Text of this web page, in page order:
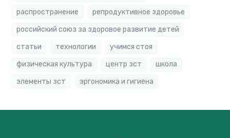
распространение
репродуктивное здоровье
российский союз за здоровое развитие детей
статьи
технологии
учимся стоя
физическая культура
центр зст
школа
элементы зст
эргономика и гигиена